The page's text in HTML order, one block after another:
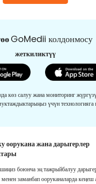
GoMedii колдонмосу
жеткиликтүү
көз салуу жана мониторинг
үчүн технологияга
оорукана жана дарыгерлер
боюнча эң тажрыйбалуу
заманбап ооруканаларда